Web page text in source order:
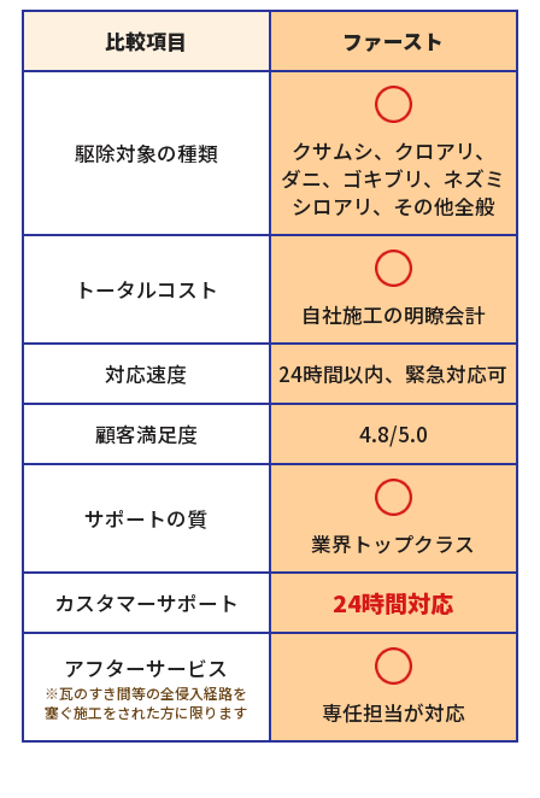
比較項目 ファースト
駆除対象の種類
クサムシ、クロアリ、
ダニ、ゴキブリ、ネズミ
シロアリ、その他全般
トータルコスト
自社施工の明瞭会計
対応速度 24時間以内、緊急対応可
顧客満足度 4.8/5.0
サポートの質
業界トップクラス
カスタマーサポート 24時間対応
アフターサービス
※瓦のすき間等の全侵入経路を
塞ぐ施工をされた方に限ります
専任担当が対応